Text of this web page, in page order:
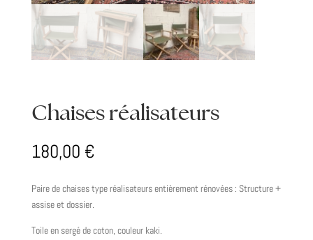
Chaises réalisateurs
180,00 €
Paire de chaises type réalisateurs entièrement rénovées : Structure +
assise et dossier.
Toile en sergé de coton, couleur kaki.